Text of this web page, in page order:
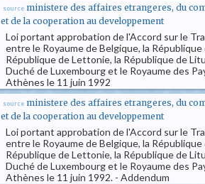
source ministere des affaires etrangeres, du
et de la cooperation au developpement
Loi portant approbation de l'Accord sur le
entre le Royaume de Belgique, la République
République de Lettonie, la République de
Duché de Luxembourg et le Royaume des
Athènes le 11 juin 1992
source ministere des affaires etrangeres, du
et de la cooperation au developpement
Loi portant approbation de l'Accord sur le
entre le Royaume de Belgique, la République
République de Lettonie, la République de
Duché de Luxembourg et le Royaume des
Athènes le 11 juin 1992. - Addendum